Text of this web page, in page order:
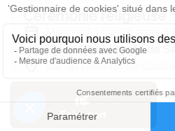
Faire-part
Cérémonie religieuse
mercredi 11 août 2021
Église Saint Pregts de
rue du Général de Gaulle